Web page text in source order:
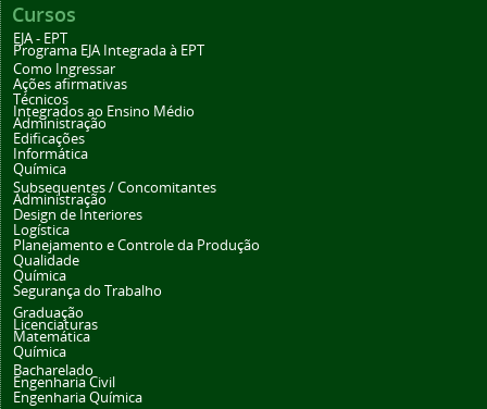
Cursos
EJA - EPT
Programa EJA Integrada à EPT
Como Ingressar
Ações afirmativas
Técnicos
Integrados ao Ensino Médio
Administração
Edificações
Informática
Química
Subsequentes / Concomitantes
Administração
Design de Interiores
Logística
Planejamento e Controle da Produção
Qualidade
Química
Segurança do Trabalho
Graduação
Licenciaturas
Matemática
Química
Bacharelado
Engenharia Civil
Engenharia Química